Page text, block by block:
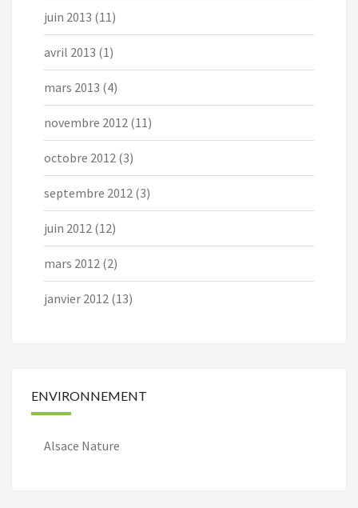
juin 2013 (11)
avril 2013 (1)
mars 2013 (4)
novembre 2012 (11)
octobre 2012 (3)
septembre 2012 (3)
juin 2012 (12)
mars 2012 (2)
janvier 2012 (13)
ENVIRONNEMENT
Alsace Nature